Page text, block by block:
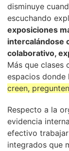
disminuye
escuchando
exposiciones
intercalándose
colaborativo,
Más que clases
espacios donde
creen,
Respecto a la
evidencia
efectivo
integrados que